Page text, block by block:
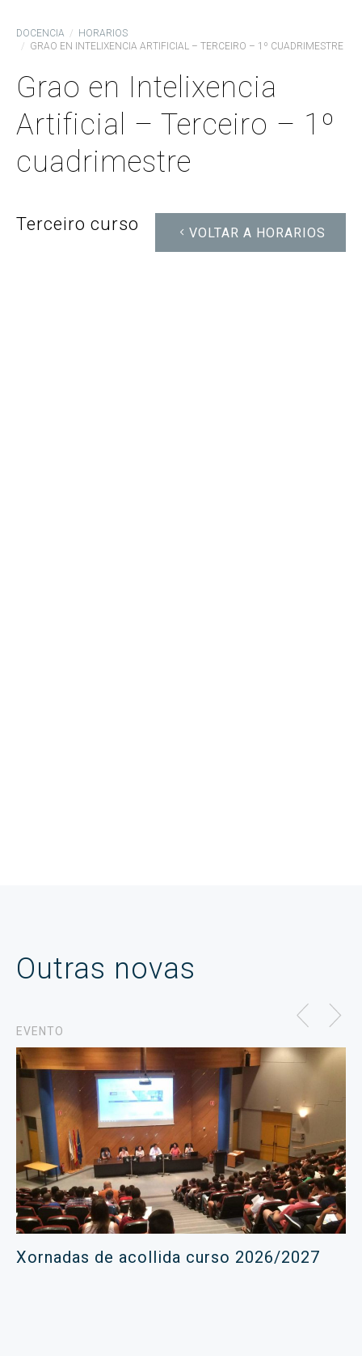
DOCENCIA
HORARIOS
GRAO EN INTELIXENCIA ARTIFICIAL – TERCEIRO – 1º CUADRIMESTRE
Grao en Intelixencia
Artificial – Terceiro – 1º
cuadrimestre
VOLTAR A HORARIOS
Terceiro curso
Outras novas
EVENTO
Xornadas de acollida curso 2026/2027